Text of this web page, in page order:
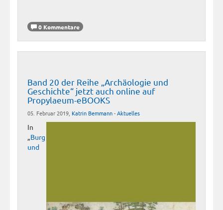
0 Kommentare
Band 20 der Reihe „Archäologie und
Geschichte“ jetzt auch online auf
Propylaeum-eBOOKS
05. Februar 2019, Katrin Bemmann-Aktuelles
In
Burg
und